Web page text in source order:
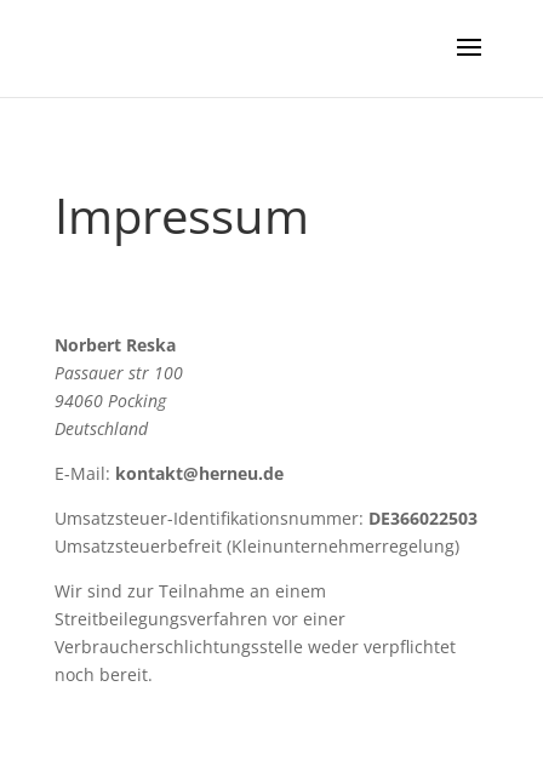
Impressum
Norbert Reska
Passauer str 100
94060 Pocking
Deutschland
E-Mail: kontakt@herneu.de
Umsatzsteuer-Identifikationsnummer: DE366022503
Umsatzsteuerbefreit (Kleinunternehmerregelung)
Wir sind zur Teilnahme an einem
Streitbeilegungsverfahren vor einer
Verbraucherschlichtungsstelle weder verpflichtet
noch bereit.